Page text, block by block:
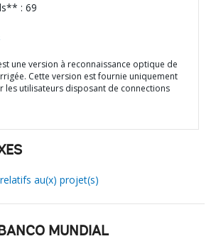
: 69
une version à reconnaissance optique de
Cette version est fournie uniquement
les utilisateurs disposant de connections
au(x) projet(s)
MUNDIAL